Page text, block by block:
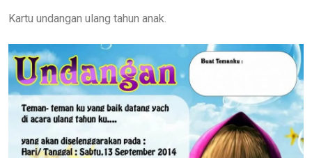
Kartu undangan ulang tahun anak.